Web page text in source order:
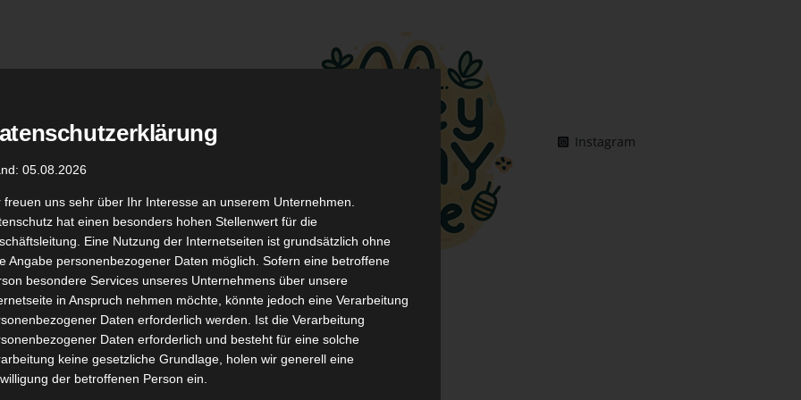
Düfte Coupon Codes Instagram
TikTok YouTube Kontakt
05.08.2026
freuen uns sehr über Ihr Interesse an unserem Unternehmen.
hat einen besonders hohen Stellenwert für die
Eine Nutzung der Internetseiten ist grundsätzlich ohne
Angabe personenbezogener Daten möglich. Sofern eine betroffene
besondere Services unseres Unternehmens über unsere
in Anspruch nehmen möchte, könnte jedoch eine Verarbeitung
Daten erforderlich werden. Ist die Verarbeitung
Daten erforderlich und besteht für eine solche
keine gesetzliche Grundlage, holen wir generell eine
der betroffenen Person ein.